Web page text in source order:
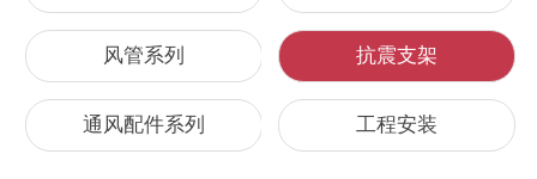
风管系列 抗震支架
通风配件系列 工程安装